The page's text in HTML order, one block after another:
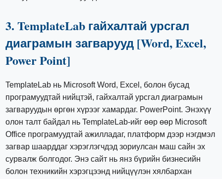
3. TemplateLab гайхалтай урсгал
диаграмын загварууд [Word, Excel,
Power Point]
TemplateLab нь Microsoft Word, Excel, болон бусад
програмуудтай нийцтэй, гайхалтай урсгал диаграмын
загваруудын өргөн хүрээг хамардаг. PowerPoint. Энэхүү
олон талт байдал нь TemplateLab-ийг өөр өөр Microsoft
Office програмуудтай ажилладаг, платформ дээр нэгдмэл
загвар шаарддаг хэрэглэгчдэд зориулсан маш сайн эх
сурвалж болгодог. Энэ сайт нь янз бүрийн бизнесийн
болон техникийн хэрэгцээнд нийцүүлэн хялбархан